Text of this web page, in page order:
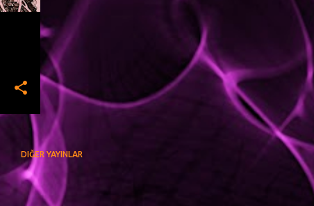
DIĞER YAYINLAR